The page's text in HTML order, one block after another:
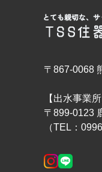
〒867-0068
【出水事業所
〒899-0123
（TEL：